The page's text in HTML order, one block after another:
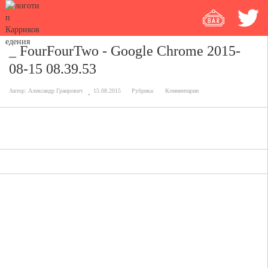
_ FourFourTwo - Google Chrome 2015-
08-15 08.39.53
Автор: Александр Граирович 15.08.2015 Рубрика: Комментарии